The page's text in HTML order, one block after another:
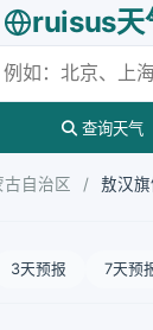
ruisus天
查询天气
古自治区 / 敖汉
3天预报 7天预